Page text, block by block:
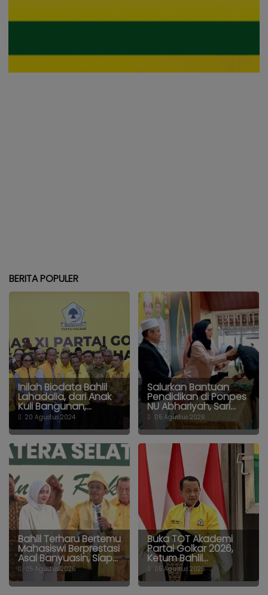
BERITA POPULER
Inilah Biodata Bahlil
Lahadalia, dari Anak
Kuli Bangunan,...
20 Agustus 2024
Salurkan Bantuan
Pendidikan di Ponpes
NU Abhariyah, Sari...
05 Agustus 2026
Bahlil Terharu Bertemu
Mahasiswi Berprestasi
Asal Banyuasin, Siap...
05 Agustus 2026
Buka TOT Akademi
Partai Golkar 2026,
Ketum Bahlil...
05 Agustus 2026